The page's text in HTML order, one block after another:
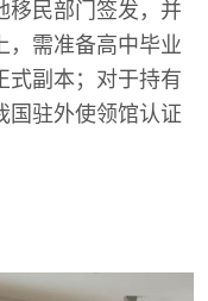
移民部门签发，并
，需准备高中毕业
式副本；对于持有
国驻外使领馆认证